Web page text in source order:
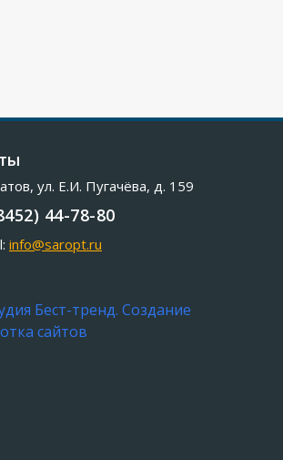
ул. Е.И. Пугачёва, д. 159
44-78-80
info@saropt.ru